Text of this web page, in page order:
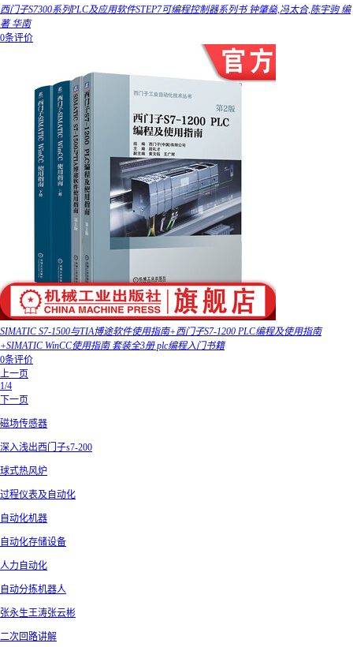
西门子S7300系列PLC及应用软件STEP7可编程控制器系列书 钟肇燊,冯太合,陈宇驹 编
著 华南
0条评价
SIMATIC S7-1500与TIA博途软件使用指南+西门子S7-1200 PLC编程及使用指南
+SIMATIC WinCC使用指南 套装全3册 plc编程入门书籍
0条评价
上一页
1/4
下一页
磁场传感器
深入浅出西门子s7-200
球式热风炉
过程仪表及自动化
自动化机器
自动化存储设备
人力自动化
自动分拣机器人
张永生王涛张云彬
二次回路讲解